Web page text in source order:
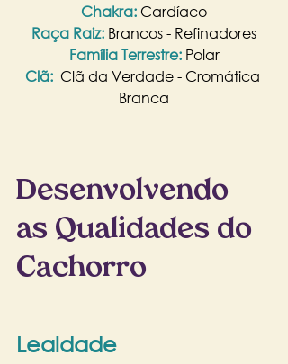
Chakra: Cardíaco
Raça Raiz: Brancos - Refinadores
Família Terrestre: Polar
Clã: Clã da Verdade - Cromática
Branca
Desenvolvendo
as Qualidades do
Cachorro
Lealdade